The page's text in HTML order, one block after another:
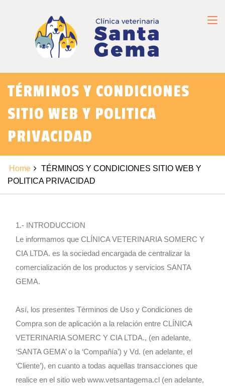
TÉRMINOS Y CONDICIONES
SITIO WEB Y POLITICA
PRIVACIDAD
Home
TÉRMINOS Y CONDICIONES SITIO WEB Y
POLITICA PRIVACIDAD
1.- INTRODUCCION
Le informamos que CLÍNICA VETERINARIA SOMERC Y
CIA LTDA. es la sociedad encargada de centralizar la
comercialización de los productos y servicios SANTA
GEMA.
Así, los presentes Términos de Uso y Condiciones de
Compra son de aplicación a la relación entre CLÍNICA
VETERINARIA SOMERC Y CIA LTDA., (en adelante,
‘SANTA GEMA’ o la ‘Compañía’) y Vd. (en adelante, el
‘Cliente’), en cuanto a todas aquellas transacciones que
realice en el sitio web www.vetsantagema.cl (en adelante,